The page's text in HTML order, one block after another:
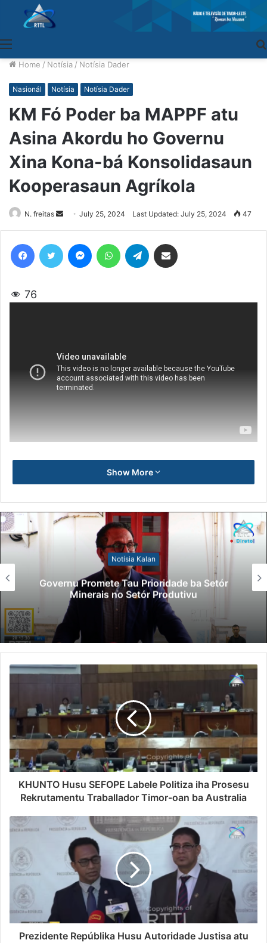
Home / Notísia / Notísia Dader
Nasionál Notísia Notísia Dader
KM Fó Poder ba MAPPF atu
Asina Akordu ho Governu
Xina Kona-bá Konsolidasaun
Kooperasaun Agríkola
N. freitas
Send
an
email
July 25, 2024 Last Updated: July 25, 2024 47
76
Show More
Notísia Kalan
Governu Promete Tau Prioridade ba Setór
Minerais no Setór Produtivu
KHUNTO Husu SEFOPE Labele Politiza iha Prosesu
Rekrutamentu Traballador Timor-oan ba Australia
Prezidente Repúblika Husu Autoridade Justisa atu